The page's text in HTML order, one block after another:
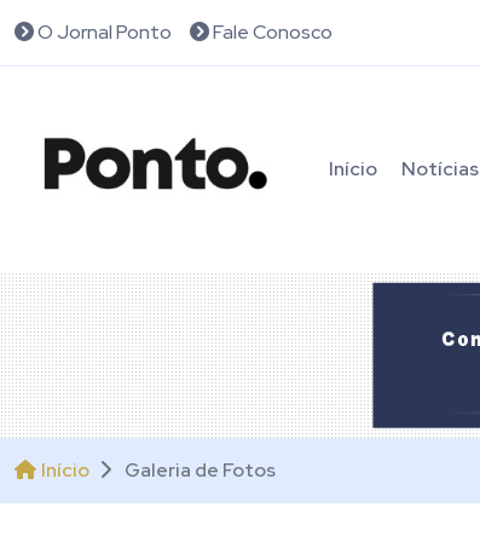
O Jornal Ponto Fale Conosco
Início Notícias
Início Galeria de Fotos